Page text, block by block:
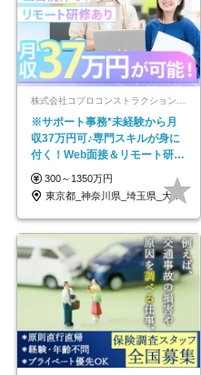
※サポート事務*未経験から月
収37万円可♪専門スキルが身に
付く！Web面接＆リモート研修
も充実♪/a
300～1350万円
東京都_神奈川県_埼玉県_大阪府_愛知県…